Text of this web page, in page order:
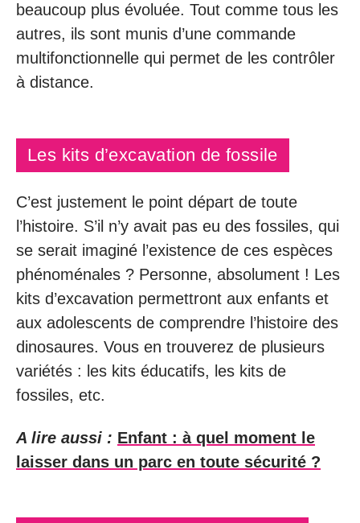
beaucoup plus évoluée. Tout comme tous les
autres, ils sont munis d’une commande
multifonctionnelle qui permet de les contrôler
à distance.
Les kits d’excavation de fossile
C’est justement le point départ de toute
l’histoire. S’il n’y avait pas eu des fossiles, qui
se serait imaginé l’existence de ces espèces
phénoménales ? Personne, absolument ! Les
kits d’excavation permettront aux enfants et
aux adolescents de comprendre l’histoire des
dinosaures. Vous en trouverez de plusieurs
variétés : les kits éducatifs, les kits de
fossiles, etc.
A lire aussi : Enfant : à quel moment le
laisser dans un parc en toute sécurité ?